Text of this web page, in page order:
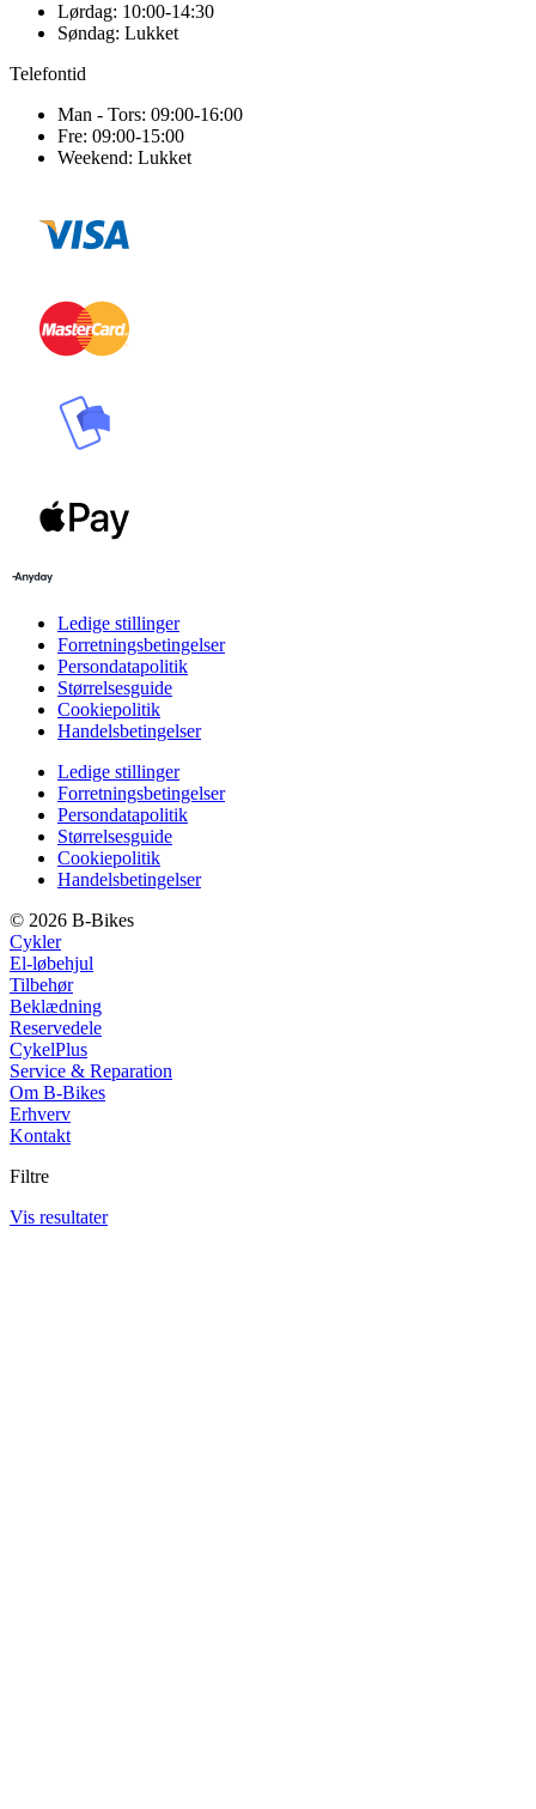
Lørdag: 10:00-14:30
Søndag: Lukket
Telefontid
Man - Tors: 09:00-16:00
Fre: 09:00-15:00
Weekend: Lukket
Ledige stillinger
Forretningsbetingelser
Persondatapolitik
Størrelsesguide
Cookiepolitik
Handelsbetingelser
Ledige stillinger
Forretningsbetingelser
Persondatapolitik
Størrelsesguide
Cookiepolitik
Handelsbetingelser
© 2026 B-Bikes
Cykler
El-løbehjul
Tilbehør
Beklædning
Reservedele
CykelPlus
Service & Reparation
Om B-Bikes
Erhverv
Kontakt
Filtre
Vis resultater